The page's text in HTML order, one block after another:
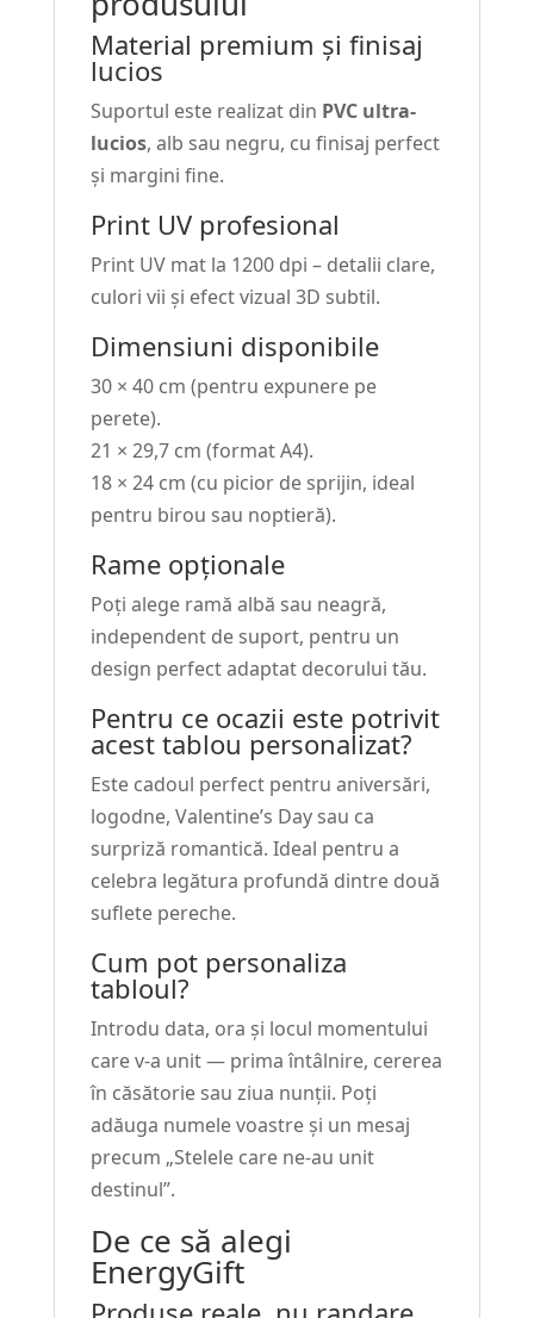
Material premium și finisaj
lucios
Suportul este realizat din PVC ultra-
lucios, alb sau negru, cu finisaj perfect
și margini fine.
Print UV profesional
Print UV mat la 1200 dpi – detalii clare,
culori vii și efect vizual 3D subtil.
Dimensiuni disponibile
30 × 40 cm (pentru expunere pe
perete).
21 × 29,7 cm (format A4).
18 × 24 cm (cu picior de sprijin, ideal
pentru birou sau noptieră).
Rame opționale
Poți alege ramă albă sau neagră,
independent de suport, pentru un
design perfect adaptat decorului tău.
Pentru ce ocazii este potrivit
acest tablou personalizat?
Este cadoul perfect pentru aniversări,
logodne, Valentine’s Day sau ca
surpriză romantică. Ideal pentru a
celebra legătura profundă dintre două
suflete pereche.
Cum pot personaliza
tabloul?
Introdu data, ora și locul momentului
care v-a unit — prima întâlnire, cererea
în căsătorie sau ziua nunții. Poți
adăuga numele voastre și un mesaj
precum „Stelele care ne-au unit
destinul”.
De ce să alegi
EnergyGift